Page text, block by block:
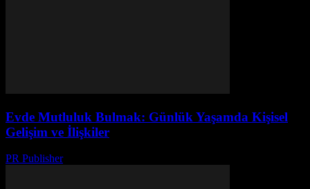
Evde Mutluluk Bulmak: Günlük Yaşamda Kişisel
Gelişim ve İlişkiler
PR Publisher-